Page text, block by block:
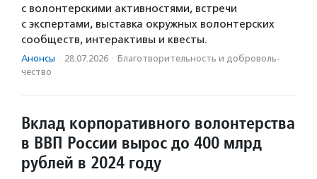
с волонтерскими активностями, встречи
с экспертами, выставка окружных волонтерских
сообществ, интерактивы и квесты.
Анонсы · 28.07.2026 · Благотвори­тель­ность и доброволь­
чест­во
Вклад корпоративного волонтерства
в ВВП России вырос до 400 млрд
рублей в 2024 году